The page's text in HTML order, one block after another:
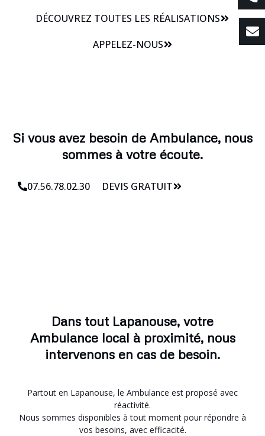
DÉCOUVREZ TOUTES LES RÉALISATIONS
APPELEZ-NOUS
Si vous avez besoin de Ambulance, nous
sommes à votre écoute.
07.56.78.02.30 DEVIS GRATUIT
Dans tout Lapanouse, votre
Ambulance local à proximité, nous
intervenons en cas de besoin.
Partout en Lapanouse, le Ambulance est proposé avec
réactivité.
Nous sommes disponibles à tout moment pour répondre à
vos besoins, avec efficacité.